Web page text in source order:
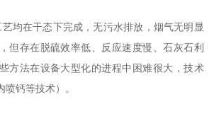
艺均在干态下完成，无污水排放，烟气无明显
但存在脱硫效率低、反应速度慢、石灰石利
方法在设备大型化的进程中困难很大，技术
喷钙等技术）。